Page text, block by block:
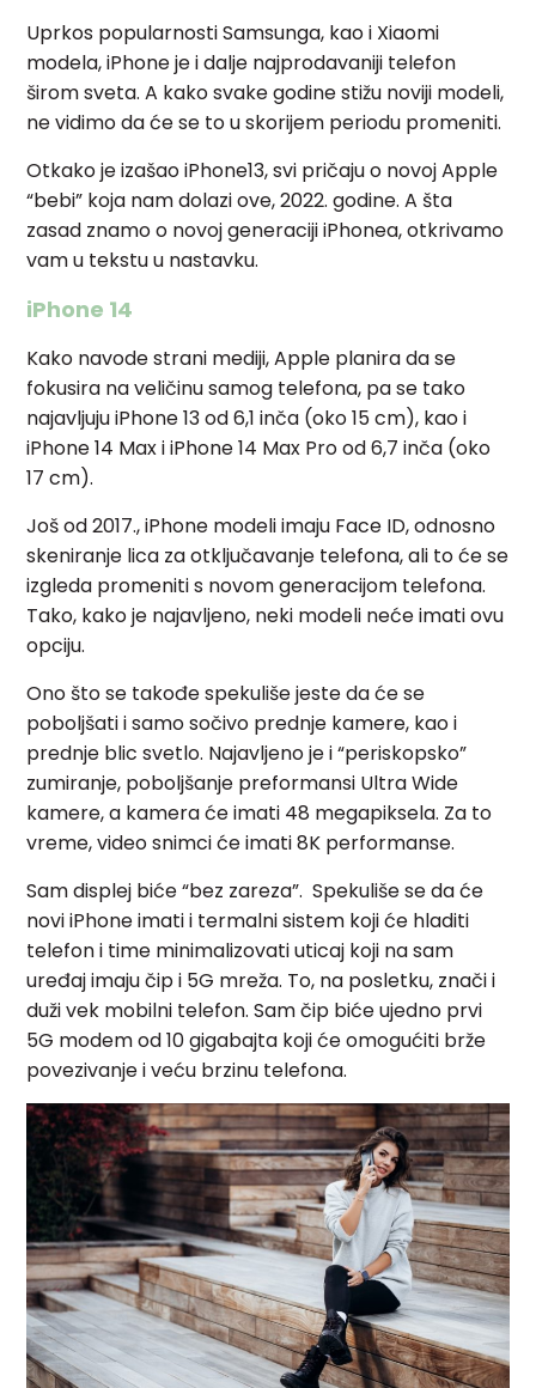
Uprkos popularnosti Samsunga, kao i Xiaomi
modela, iPhone je i dalje najprodavaniji telefon
širom sveta. A kako svake godine stižu noviji modeli,
ne vidimo da će se to u skorijem periodu promeniti.
Otkako je izašao iPhone13, svi pričaju o novoj Apple
“bebi” koja nam dolazi ove, 2022. godine. A šta
zasad znamo o novoj generaciji iPhonea, otkrivamo
vam u tekstu u nastavku.
iPhone 14
Kako navode strani mediji, Apple planira da se
fokusira na veličinu samog telefona, pa se tako
najavljuju iPhone 13 od 6,1 inča (oko 15 cm), kao i
iPhone 14 Max i iPhone 14 Max Pro od 6,7 inča (oko
17 cm).
Još od 2017., iPhone modeli imaju Face ID, odnosno
skeniranje lica za otključavanje telefona, ali to će se
izgleda promeniti s novom generacijom telefona.
Tako, kako je najavljeno, neki modeli neće imati ovu
opciju.
Ono što se takođe spekuliše jeste da će se
poboljšati i samo sočivo prednje kamere, kao i
prednje blic svetlo. Najavljeno je i “periskopsko”
zumiranje, poboljšanje preformansi Ultra Wide
kamere, a kamera će imati 48 megapiksela. Za to
vreme, video snimci će imati 8K performanse.
Sam displej biće “bez zareza”. Spekuliše se da će
novi iPhone imati i termalni sistem koji će hladiti
telefon i time minimalizovati uticaj koji na sam
uređaj imaju čip i 5G mreža. To, na posletku, znači i
duži vek mobilni telefon. Sam čip biće ujedno prvi
5G modem od 10 gigabajta koji će omogućiti brže
povezivanje i veću brzinu telefona.